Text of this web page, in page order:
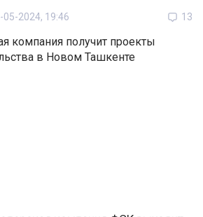
05-2024, 19:46 13